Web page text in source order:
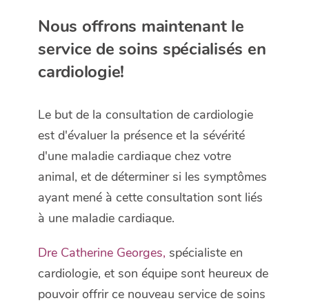
Nous offrons maintenant le
service de soins spécialisés en
cardiologie!
Le but de la consultation de cardiologie
est d'évaluer la présence et la sévérité
d'une maladie cardiaque chez votre
animal, et de déterminer si les symptômes
ayant mené à cette consultation sont liés
à une maladie cardiaque.
Dre Catherine Georges, spécialiste en
cardiologie, et son équipe sont heureux de
pouvoir offrir ce nouveau service de soins